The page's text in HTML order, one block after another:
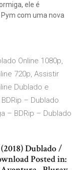
ele é
com uma nova
Online 1080p,
720p, Assistir
Dublado e
– Dublado
– BDRip – Dublado
Dublado /
Posted in: